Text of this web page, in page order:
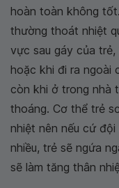
hoàn toàn không tốt.
thường thoát nhiệt
vực sau gáy của
hoặc khi đi ra ngoài
còn khi ở trong nhà
thoáng. Cơ thể trẻ
nhiệt nên nếu cứ
nhiều, trẻ sẽ ngứa
sẽ làm tăng thân